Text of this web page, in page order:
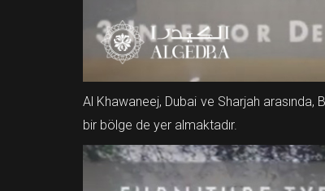
Al Khawaneej, Dubai ve Sharjah
bir bölge de yer almaktadır.